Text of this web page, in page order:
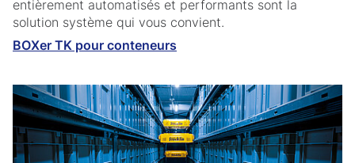
entièrement automatisés et performants sont la
solution système qui vous convient.
BOXer TK pour conteneurs